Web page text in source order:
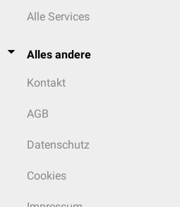
Alle Services
Alles andere
Kontakt
AGB
Datenschutz
Cookies